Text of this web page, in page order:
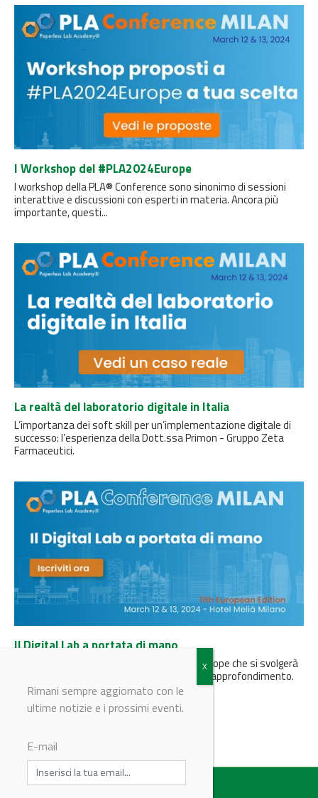
I Workshop del #PLA2024Europe
I workshop della PLA® Conference sono sinonimo di sessioni
interattive e discussioni con esperti in materia. Ancora più
importante, questi...
La realtà del laboratorio digitale in Italia
L’importanza dei soft skill per un’implementazione digitale di
successo: l’esperienza della Dott.ssa Primon - Gruppo Zeta
Farmaceutici.
Il Digital Lab a portata di mano
L'undicesima edizione del PLA, il PLA2024Europe che si svolgerà
a marzo a Milano, prevede due workshop di approfondimento.
Queste sessioni...
Rimani sempre aggiornato con le
ultime notizie e i prossimi eventi.
E-mail